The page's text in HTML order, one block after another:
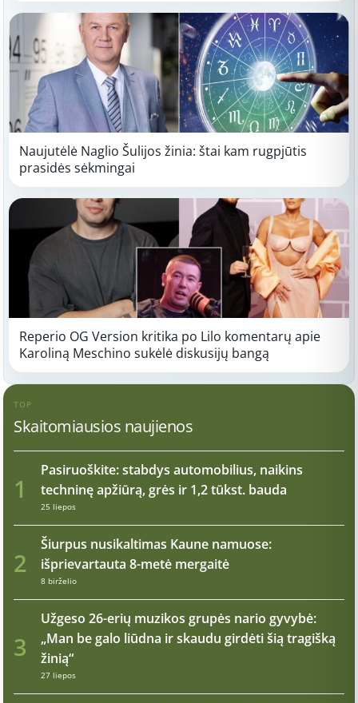
Naujutėlė Naglio Šulijos žinia: štai kam rugpjūtis
prasidės sėkmingai
Reperio OG Version kritika po Lilo komentarų apie
Karoliną Meschino sukėlė diskusijų bangą
TOP
Skaitomiausios naujienos
1
Pasiruoškite: stabdys automobilius, naikins
techninę apžiūrą, grės ir 1,2 tūkst. bauda
25 liepos
2
Šiurpus nusikaltimas Kaune namuose:
išprievartauta 8-metė mergaitė
8 birželio
3
Užgeso 26-erių muzikos grupės nario gyvybė:
„Man be galo liūdna ir skaudu girdėti šią tragišką
žinią“
27 liepos